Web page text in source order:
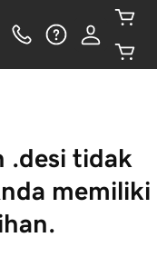
.desi tidak
memiliki